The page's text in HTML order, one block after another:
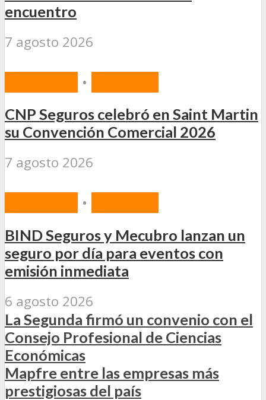
encuentro
7 agosto 2026
•
CNP Seguros celebró en Saint Martin
su Convención Comercial 2026
7 agosto 2026
•
BIND Seguros y Mecubro lanzan un
seguro por día para eventos con
emisión inmediata
6 agosto 2026
La Segunda firmó un convenio con el
Consejo Profesional de Ciencias
Económicas
Mapfre entre las empresas más
prestigiosas del país